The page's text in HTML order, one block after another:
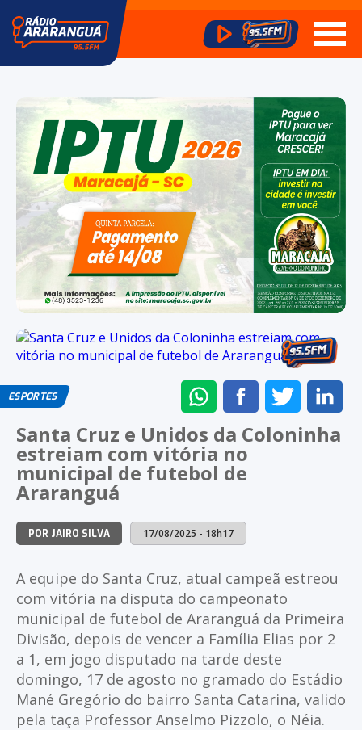
ESPORTES
ENVIAR
NO
WHATSAPP
COMPARTILHAR
NO
FACEBOOK
NO
TWITTER
Santa Cruz e Unidos da Coloninha
estreiam com vitória no
municipal de futebol de
Araranguá
POR JAIRO SILVA 17/08/2025 - 18h17
A equipe do Santa Cruz, atual campeã estreou
com vitória na disputa do campeonato
municipal de futebol de Araranguá da Primeira
Divisão, depois de vencer a Família Elias por 2
a 1, em jogo disputado na tarde deste
domingo, 17 de agosto no gramado do Estádio
Mané Gregório do bairro Santa Catarina, valido
pela taça Professor Anselmo Pizzolo, o Néia.